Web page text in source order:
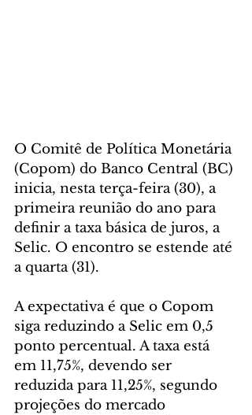
O Comitê de Política Monetária
(Copom) do Banco Central (BC)
inicia, nesta terça-feira (30), a
primeira reunião do ano para
definir a taxa básica de juros, a
Selic. O encontro se estende até
a quarta (31).
A expectativa é que o Copom
siga reduzindo a Selic em 0,5
ponto percentual. A taxa está
em 11,75%, devendo ser
reduzida para 11,25%, segundo
projeções do mercado